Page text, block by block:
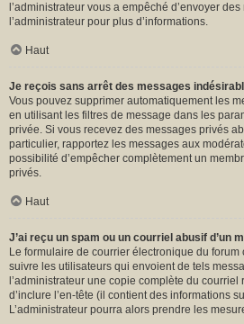
l’administrateur vous a empêché d’envoyer
l’administrateur pour plus d’informations.
Haut
Je reçois sans arrêt des messages
Vous pouvez supprimer automatiquement les
en utilisant les filtres de message dans les
privée. Si vous recevez des messages privés
particulier, rapportez les messages aux
possibilité d’empêcher complètement un
privés.
Haut
J’ai reçu un spam ou un courriel abusif d’un
Le formulaire de courrier électronique du
suivre les utilisateurs qui envoient de tels
l’administrateur une copie complète du courriel
d’inclure l’en-tête (il contient des informations
L’administrateur pourra alors prendre les